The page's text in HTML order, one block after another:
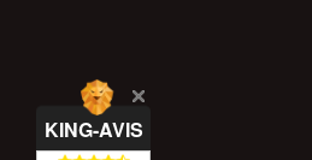
KING-AVIS